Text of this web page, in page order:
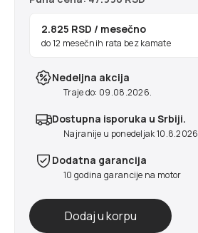
2.825 RSD / mesečno
do 12 mesečnih rata bez kamate
Nedeljna akcija
Traje do: 09.08.2026.
Dostupna isporuka u Srbiji.
Najranije u ponedeljak 10.8.2026
Dodatna garancija
10 godina garancije na motor